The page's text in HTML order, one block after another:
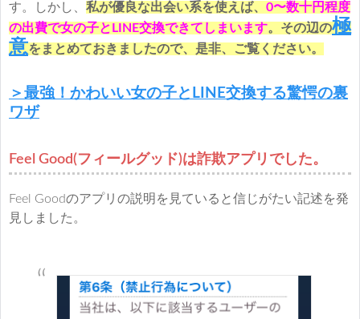
す。しかし、 私が優良な出会い系を使えば、 0〜数十円程度
の出費で女の子とLINE交換できてしまいます。その辺の極
意をまとめておきましたので、是非、ご覧ください。
＞最強！かわいい女の子とLINE交換する驚愕の裏
ワザ
Feel Good(フィールグッド)は詐欺アプリでした。
Feel Goodのアプリの説明を見ていると信じがたい記述を発
見しました。